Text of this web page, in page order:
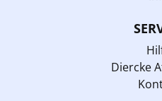
Diercke